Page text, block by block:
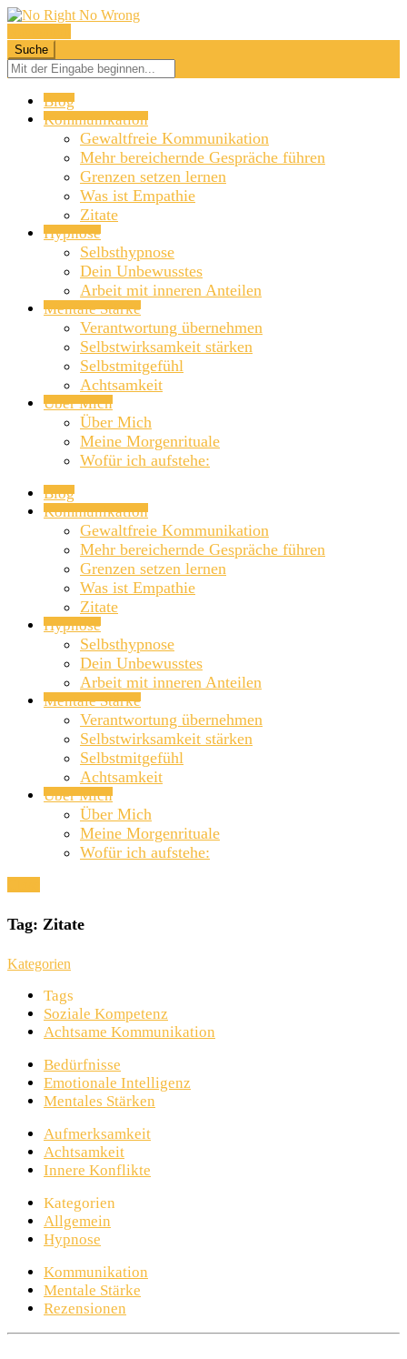
Suche
Blog
Kommunikation
Gewaltfreie Kommunikation
Mehr bereichernde Gespräche führen
Grenzen setzen lernen
Was ist Empathie
Zitate
Hypnose
Selbsthypnose
Dein Unbewusstes
Arbeit mit inneren Anteilen
Mentale Stärke
Verantwortung übernehmen
Selbstwirksamkeit stärken
Selbstmitgefühl
Achtsamkeit
Über Mich
Über Mich
Meine Morgenrituale
Wofür ich aufstehe:
Blog
Kommunikation
Gewaltfreie Kommunikation
Mehr bereichernde Gespräche führen
Grenzen setzen lernen
Was ist Empathie
Zitate
Hypnose
Selbsthypnose
Dein Unbewusstes
Arbeit mit inneren Anteilen
Mentale Stärke
Verantwortung übernehmen
Selbstwirksamkeit stärken
Selbstmitgefühl
Achtsamkeit
Über Mich
Über Mich
Meine Morgenrituale
Wofür ich aufstehe:
Tag: Zitate
Kategorien
Tags
Soziale Kompetenz
Achtsame Kommunikation
Bedürfnisse
Emotionale Intelligenz
Mentales Stärken
Aufmerksamkeit
Achtsamkeit
Innere Konflikte
Kategorien
Allgemein
Hypnose
Kommunikation
Mentale Stärke
Rezensionen